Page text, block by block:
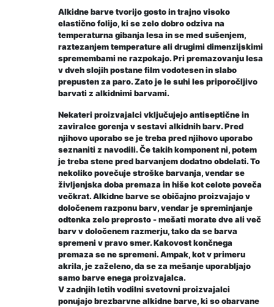
Alkidne barve tvorijo gosto in trajno visoko
elastično folijo, ki se zelo dobro odziva na
temperaturna gibanja lesa in se med sušenjem,
raztezanjem temperature ali drugimi dimenzijskimi
spremembami ne razpokajo. Pri premazovanju lesa
v dveh slojih postane film vodotesen in slabo
prepusten za paro. Zato je le suhi les priporočljivo
barvati z alkidnimi barvami.
Nekateri proizvajalci vključujejo antiseptične in
zaviralce gorenja v sestavi alkidnih barv. Pred
njihovo uporabo se je treba pred njihovo uporabo
seznaniti z navodili. Če takih komponent ni, potem
je treba stene pred barvanjem dodatno obdelati. To
nekoliko povečuje stroške barvanja, vendar se
življenjska doba premaza in hiše kot celote poveča
večkrat. Alkidne barve se običajno proizvajajo v
določenem razponu barv, vendar je spreminjanje
odtenka zelo preprosto - mešati morate dve ali več
barv v določenem razmerju, tako da se barva
spremeni v pravo smer. Kakovost končnega
premaza se ne spremeni. Ampak, kot v primeru
akrila, je zaželeno, da se za mešanje uporabljajo
samo barve enega proizvajalca.
V zadnjih letih vodilni svetovni proizvajalci
ponujajo brezbarvne alkidne barve, ki so obarvane